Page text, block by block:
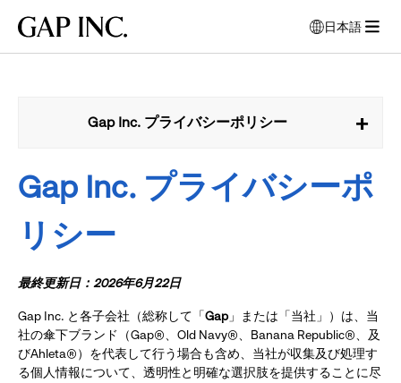
ン
ン
ン
Gap
日本語
言
語
ー
ド
ウ
が
開
を
く
Gap Inc. プライバシーポリシー
Gap Inc. プライバシーポ
リシー
最終更新日： 2026年6月22日
Gap Inc. と各子会社（総称して「Gap」または「当社」）は、当
社の傘下ブランド（Gap®、Old Navy®、Banana Republic®、及
びAhleta®）を代表して行う場合も含め、当社が収集及び処理す
る個人情報について、透明性と明確な選択肢を提供することに尽